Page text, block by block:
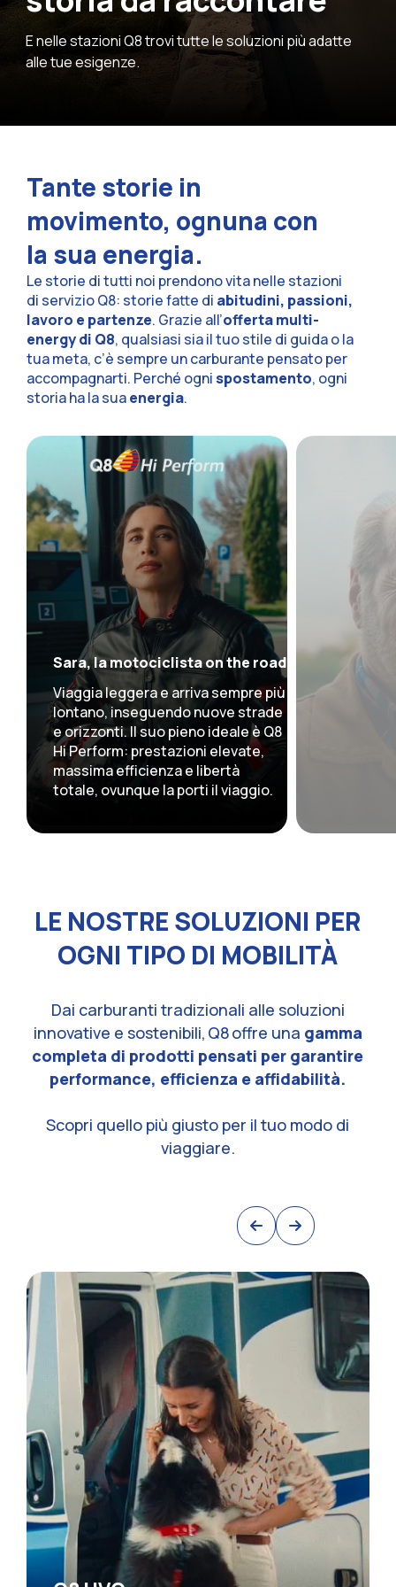
E nelle stazioni Q8 trovi tutte le soluzioni più adatte
alle tue esigenze.
Tante storie in
movimento, ognuna con
la sua energia.
Le storie di tutti noi prendono vita nelle stazioni
di servizio Q8: storie fatte di abitudini, passioni,
lavoro e partenze. Grazie all’offerta multi-
energy di Q8, qualsiasi sia il tuo stile di guida o la
tua meta, c’è sempre un carburante pensato per
accompagnarti. Perché ognispostamento, ogni
storia ha la suaenergia.
Sara, la motociclista on the road
Viaggia leggera e arriva sempre più
lontano, inseguendo nuove strade
e orizzonti. Il suo pieno ideale è Q8
Hi Perform: prestazioni elevate,
massima efficienza e libertà
totale, ovunque la porti il viaggio.
LE NOSTRE SOLUZIONI PER
OGNI TIPO DI MOBILITÀ
Dai carburanti tradizionali alle soluzioni
innovative e sostenibili, Q8 offre una gamma
completa di prodotti pensati per garantire
performance, efficienza e affidabilità.
Scopri quello più giusto per il tuo modo di
viaggiare.